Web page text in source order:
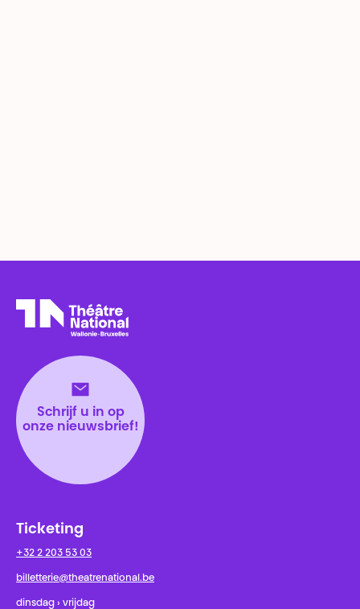
Schrijf u in op
onze nieuwsbrief!
Ticketing
+32 2 203 53 03
billetterie@theatrenational.be
dinsdag › vrijdag